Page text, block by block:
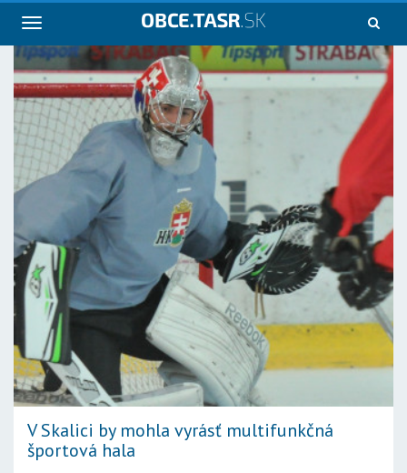
Navigácia
V Skalici by mohla vyrásť multifunkčná
športová hala